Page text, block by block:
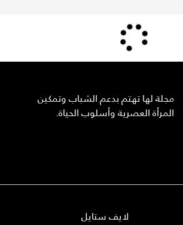
مجلة لها تهتم بدعم الشباب وتمكين
المرأة العصرية وأسلوب الحياة.
لايف ستايل